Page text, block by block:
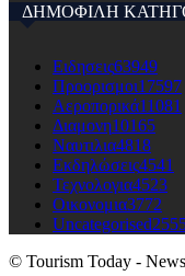
ΔΗΜΟΦΙΛΗ
Ειδησεις63949
Προορισμοι17597
Αεροπορικά11081
Διαμονη10165
Ναυτιλια4818
Εκδηλώσεις4541
Τεχνολογια4523
Οικονομια3772
Uncategorised
© Tourism Today -